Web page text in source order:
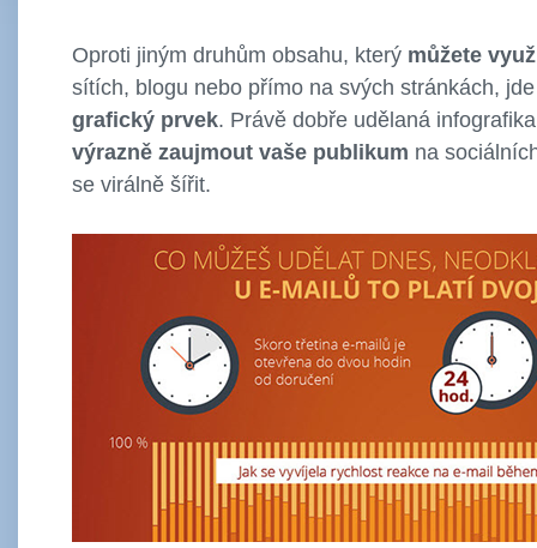
Oproti jiným druhům obsahu, který můžete
sítích, blogu nebo přímo na svých stránkách,
grafický prvek. Právě dobře udělaná
výrazně zaujmout vaše publikum na
se virálně šířit.